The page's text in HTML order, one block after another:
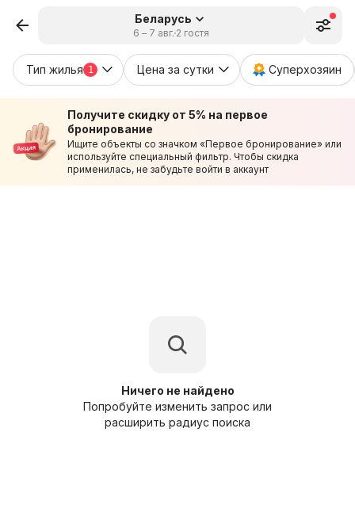
Беларусь
6 – 7 авг. 2 гостя
Тип жилья 1 Цена за сутки Суперхозяин
Получите скидку от 5% на первое
бронирование
Ищите объекты со значком «Первое бронирование» или
используйте специальный фильтр. Чтобы скидка
применилась, не забудьте войти в аккаунт
Ничего не найдено
Попробуйте изменить запрос или
расширить радиус поиска